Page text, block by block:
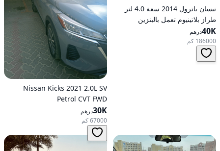
نيسان باترول 2014 سعة 4.0 لتر
طراز بلاتينيوم تعمل بالبنزين
أوتوماتيكية بدفع كلي
40Kدرهم
186000 كم
Nissan Kicks 2021 2.0L SV
Petrol CVT FWD
30Kدرهم
67000 كم